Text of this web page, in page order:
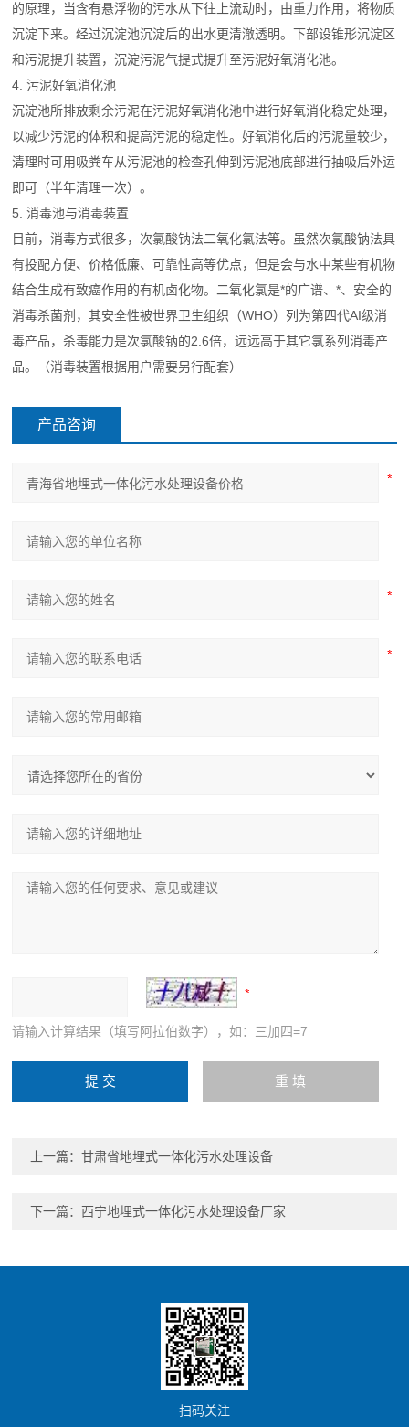
的原理，当含有悬浮物的污水从下往上流动时，由重力作用，将物质
沉淀下来。经过沉淀池沉淀后的出水更清澈透明。下部设锥形沉淀区
和污泥提升装置，沉淀污泥气提式提升至污泥好氧消化池。
4. 污泥好氧消化池
沉淀池所排放剩余污泥在污泥好氧消化池中进行好氧消化稳定处理，
以减少污泥的体积和提高污泥的稳定性。好氧消化后的污泥量较少，
清理时可用吸粪车从污泥池的检查孔伸到污泥池底部进行抽吸后外运
即可（半年清理一次）。
5. 消毒池与消毒装置
目前，消毒方式很多，次氯酸钠法二氧化氯法等。虽然次氯酸钠法具
有投配方便、价格低廉、可靠性高等优点，但是会与水中某些有机物
结合生成有致癌作用的有机卤化物。二氧化氯是*的广谱、*、安全的
消毒杀菌剂，其安全性被世界卫生组织（WHO）列为第四代AI级消
毒产品，杀毒能力是次氯酸钠的2.6倍，远远高于其它氯系列消毒产
品。（消毒装置根据用户需要另行配套）
产品咨询
请输入计算结果（填写阿拉伯数字），如：三加四=7
上一篇：甘肃省地埋式一体化污水处理设备
下一篇：西宁地埋式一体化污水处理设备厂家
扫码关注